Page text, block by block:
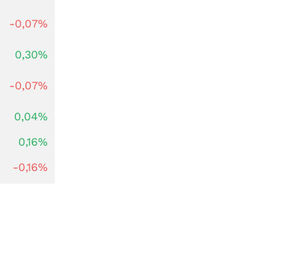
-0,07%
0,30%
-0,07%
0,04%
0,16%
-0,16%